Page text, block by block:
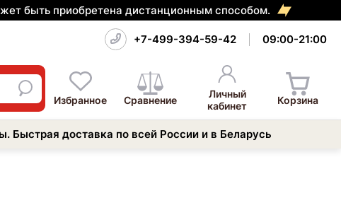
быть приобретена дистанционным способом.
+7-499-394-59-42 09:00-21:00
Избранное Сравнение
Личный
кабинет
Корзина
Быстрая доставка по всей России и в Беларусь